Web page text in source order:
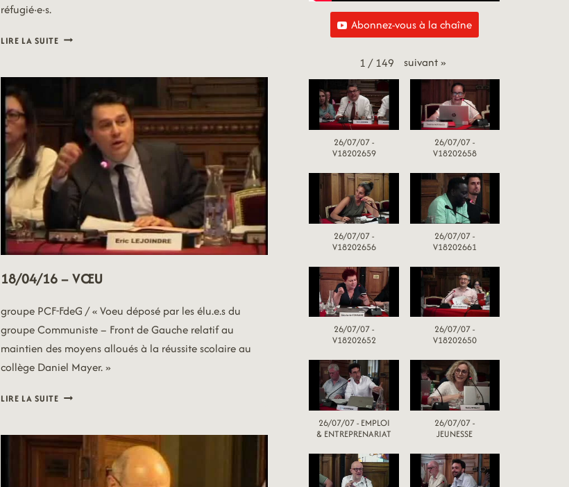
réfugié·e·s.
LIRE LA SUITE18/04/16
18/04/16 – VŒU
groupe PCF-FdeG / « Voeu déposé par les élu.e.s du
groupe Communiste – Front de Gauche relatif au
maintien des moyens alloués à la réussite scolaire au
collège Daniel Mayer. »
LIRE LA SUITE18/04/16
Abonnez-vous à la chaîne
1 / 149 suivant»
26/07/07 -
V18202659
26/07/07 -
V18202658
26/07/07 -
V18202656
26/07/07 -
V18202661
26/07/07 -
V18202652
26/07/07 -
V18202650
26/07/07 - EMPLOI
& ENTREPRENARIAT
26/07/07 -
JEUNESSE